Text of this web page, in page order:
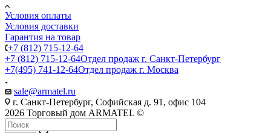
Условия оплаты
Условия доставки
Гарантия на товар
+7 (812) 715-12-64
+7 (812) 715-12-64Отдел продаж г. Санкт-Петербург
+7(495) 741-12-64Отдел продаж г. Москва
sale@armatel.ru
г. Санкт-Петербург, Софийская д. 91, офис 104
2026 Торговый дом ARMATEL ©